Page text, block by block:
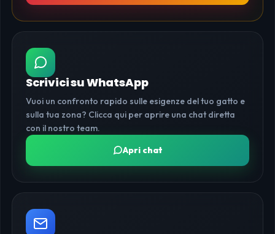
Scrivici su WhatsApp
Vuoi un confronto rapido sulle esigenze del tuo gatto e
sulla tua zona? Clicca qui per aprire una chat diretta
con il nostro team.
Apri chat